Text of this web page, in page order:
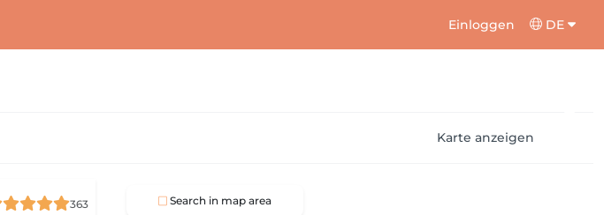
Einloggen DE
Karte anzeigen
363
Search in map area